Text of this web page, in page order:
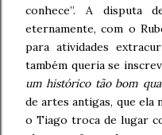
conhece”. A disputa
eternamente, com o
para atividades
também queria se
um histórico tão bom
de artes antigas, que ela
o Tiago troca de lugar